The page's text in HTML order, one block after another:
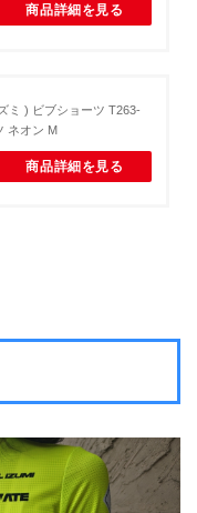
商品詳細を見る
ミ ) ビブショーツ T263-
ネオン M
商品詳細を見る